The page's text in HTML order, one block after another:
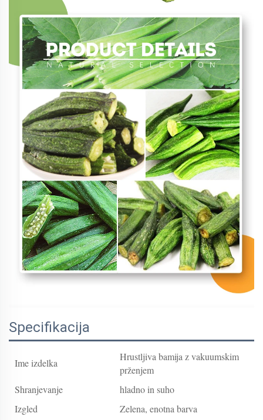
Specifikacija
Ime izdelka
Hrustljiva bamija z vakuumskim
prženjem
Shranjevanje
hladno in suho
Izgled
Zelena, enotna barva